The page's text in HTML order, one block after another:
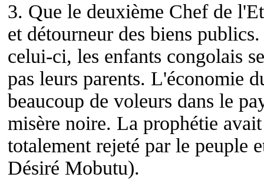
3. Que le deuxième Chef de
et détourneur des biens
celui-ci, les enfants congolais
pas leurs parents. L'économie
beaucoup de voleurs dans le
misère noire. La prophétie
totalement rejeté par le peuple
Désiré Mobutu).